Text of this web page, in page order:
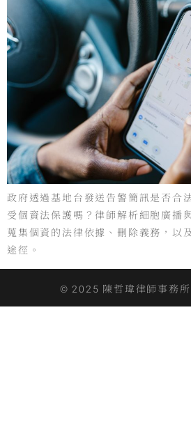
政府透過基地台發送告警簡訊是否合
受個資法保護嗎？律師解析細胞廣播
蒐集個資的法律依據、刪除義務，以
途徑。
© 2025 陳哲瑋律師事務所